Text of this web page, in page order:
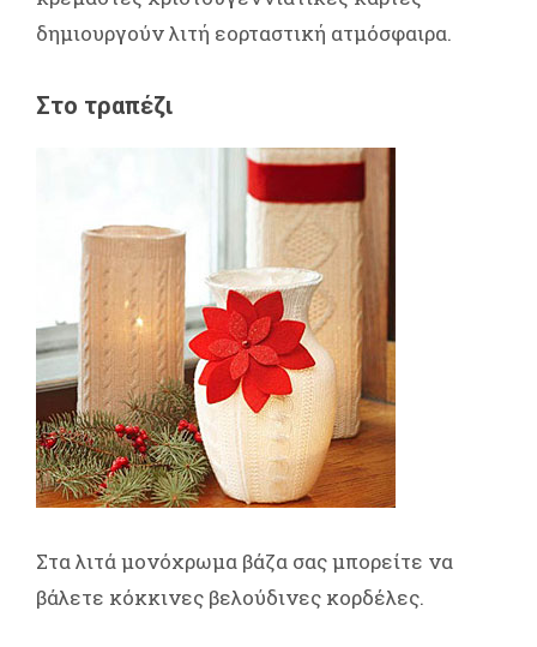
δημιουργούν λιτή εορταστική ατμόσφαιρα.
Στο τραπέζι
Στα λιτά μονόχρωμα βάζα σας μπορείτε να
βάλετε κόκκινες βελούδινες κορδέλες.